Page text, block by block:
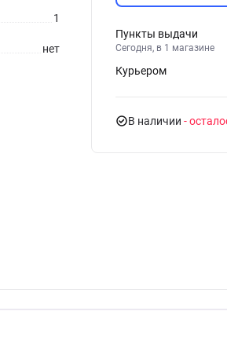
1
нет
Пункты выдачи
Сегодня, в 1 магазине
Курьером
В наличии -